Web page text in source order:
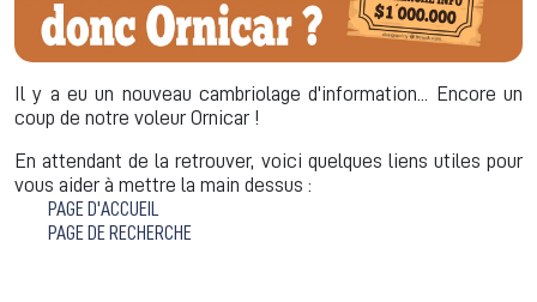
Il y a eu un nouveau cambriolage d'information... Encore un
coup de notre voleur Ornicar !
En attendant de la retrouver, voici quelques liens utiles pour
vous aider à mettre la main dessus :
PAGE D'ACCUEIL
PAGE DE RECHERCHE